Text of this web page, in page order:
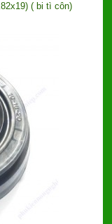
( bi tì côn)